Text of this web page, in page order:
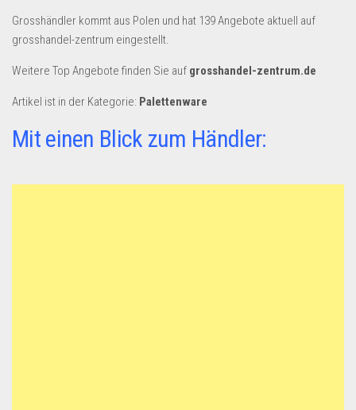
Kostenlos Registrieren
Newsletter
Grosshändler kommt aus Polen und hat 139 Angebote aktuell auf
grosshandel-zentrum eingestellt.
Weitere Top Angebote finden Sie auf grosshandel-zentrum.de
Artikel ist in der Kategorie: Palettenware
Mit einen Blick zum Händler: